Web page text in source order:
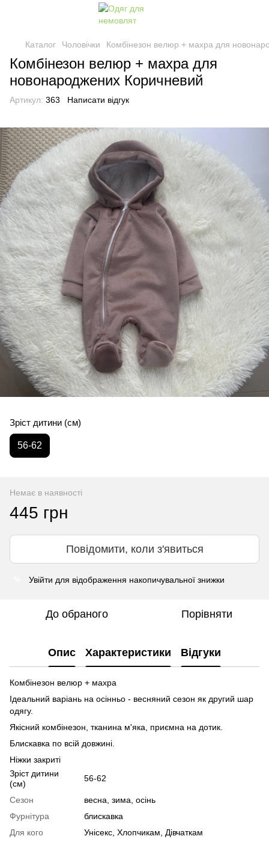
Каталог Чоловічки Комбінезон велюр + махра для
Комбінезон велюр + махра для
новонароджених Коричневий
Артикул: 363 Написати відгук
Зріст дитини (см)
56-62
Немає в наявності
445 грн
Повідомити, коли з'явиться
Увійти для відображення накопичувальної знижки
До обраного Порівняти
Опис Характеристики Відгуки
Комбінезон велюр + махра
Ідеальний варіань на осінньо - весняний сезон як другий шар
одягу.
Якісний комбінезон, тканина м'яка, приємна на дотик.
Блискавка по всій довжині.
Ніжки закриті
Зріст дитини
(см)
56-62
Сезон
весна, зима, осінь
Фурнітура
блискавка
Для кого
Унісекс, Хлопчикам, Дівчаткам